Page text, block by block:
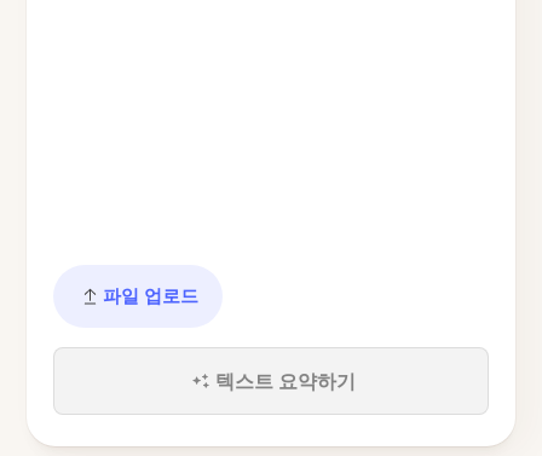
파일 업로드
텍스트 요약하기